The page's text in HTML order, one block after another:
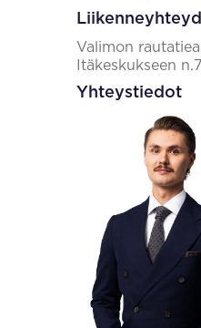
Valimon
Itäkeskukseen
Yhteystiedot